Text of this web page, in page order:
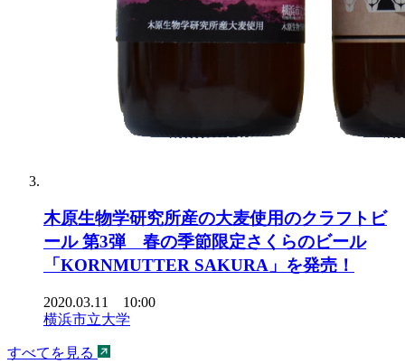
木原生物学研究所産の大麦使用のクラフトビ
ール 第3弾 春の季節限定さくらのビール
「KORNMUTTER SAKURA」を発売！
2020.03.11 10:00
横浜市立大学
すべてを見る